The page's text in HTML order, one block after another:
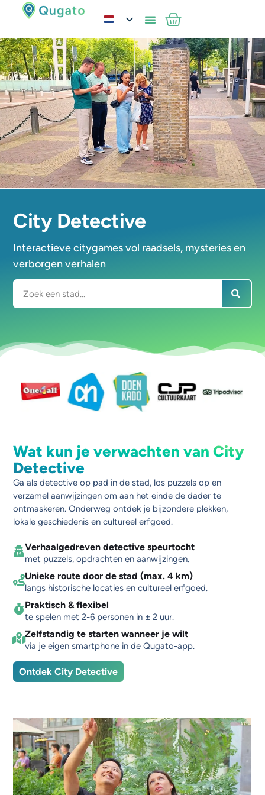
City Detective
Interactieve citygames vol raadsels, mysteries en
verborgen verhalen
Wat kun je verwachten van City
Detective
Ga als detective op pad in de stad, los puzzels op en
verzamel aanwijzingen om aan het einde de dader te
ontmaskeren. Onderweg ontdek je bijzondere plekken,
lokale geschiedenis en cultureel erfgoed.
Verhaalgedreven detective speurtocht
met puzzels, opdrachten en aanwijzingen.
Unieke route door de stad (max. 4 km)
langs historische locaties en cultureel erfgoed.
Praktisch & flexibel
te spelen met 2-6 personen in ± 2 uur.
Zelfstandig te starten wanneer je wilt
via je eigen smartphone in de Qugato-app.
Ontdek City Detective